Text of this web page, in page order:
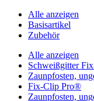
Alle anzeigen
Basisartikel
Zubehör
Alle anzeigen
Schweißgitter
Zaunpfosten,
Fix-Clip Pro®
Zaunpfosten,